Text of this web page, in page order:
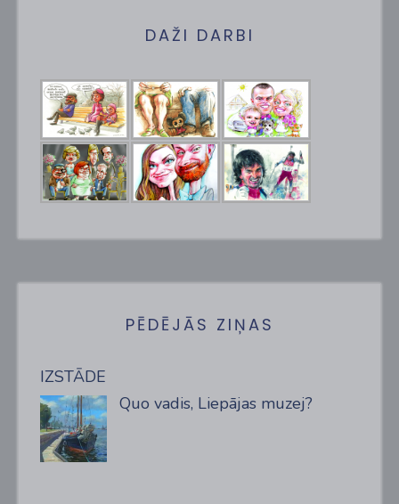
DAŽI DARBI
PĒDĒJĀS ZIŅAS
IZSTĀDE
Quo vadis, Liepājas muzej?